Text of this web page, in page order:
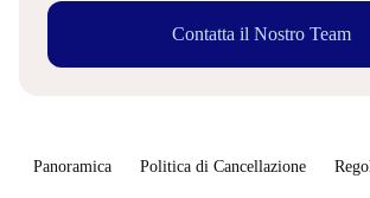
Contatta il Nostro Team
Panoramica Politica di Cancellazione